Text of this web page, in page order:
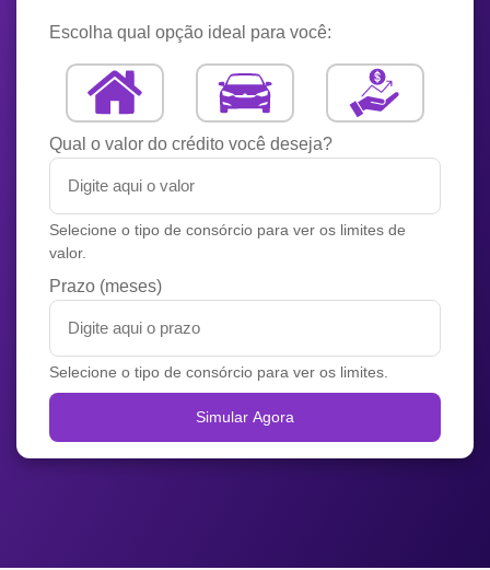
Escolha qual opção ideal para você:
Qual o valor do crédito você deseja?
Selecione o tipo de consórcio para ver os limites de
valor.
Prazo (meses)
Selecione o tipo de consórcio para ver os limites.
Simular Agora